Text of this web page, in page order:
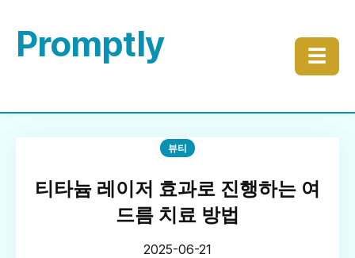
Promptly ☰
뷰티
티타늄 레이저 효과로 진행하는 여
드름 치료 방법
2025-06-21